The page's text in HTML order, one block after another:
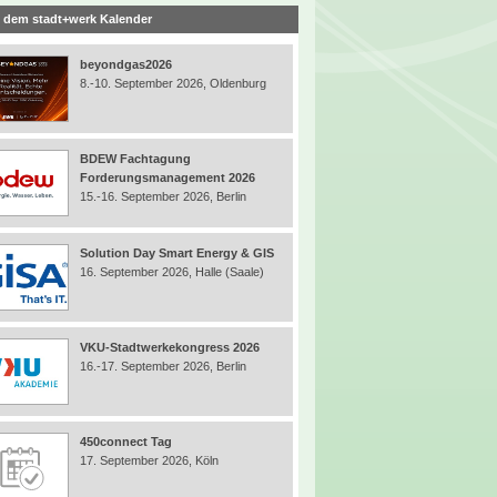
dem stadt+werk Kalender
beyondgas2026
8.-10. September 2026, Oldenburg
BDEW Fachtagung
Forderungsmanagement 2026
15.-16. September 2026, Berlin
Solution Day Smart Energy & GIS
16. September 2026, Halle (Saale)
VKU-Stadtwerkekongress 2026
16.-17. September 2026, Berlin
450connect Tag
17. September 2026, Köln